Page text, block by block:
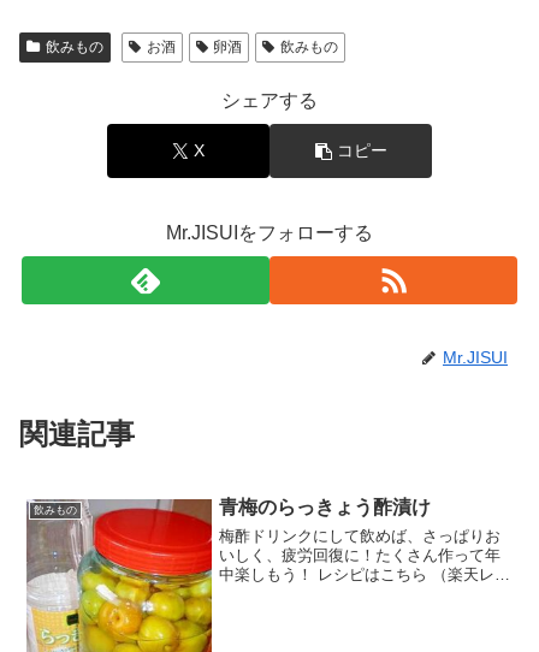
飲みもの お酒 卵酒 飲みもの
シェアする
X コピー
Mr.JISUIをフォローする
Mr.JISUI
関連記事
飲みもの 青梅のらっきょう酢漬け
梅酢ドリンクにして飲めば、さっぱりお
いしく、疲労回復に！たくさん作って年
中楽しもう！ レシピはこちら （楽天レシ